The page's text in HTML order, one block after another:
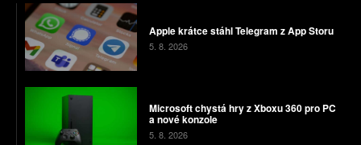
Apple krátce stáhl Telegram z App Storu
5. 8. 2026
Microsoft chystá hry z Xboxu 360 pro PC
a nové konzole
5. 8. 2026